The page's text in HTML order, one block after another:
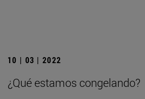
10 | 03 | 2022
¿Qué estamos congelando?